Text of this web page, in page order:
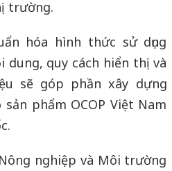
trường.
hóa hình thức sử dụng
dung, quy cách hiển thị và
sẽ góp phần xây dựng
phẩm OCOP Việt Nam
nghiệp và Môi trường